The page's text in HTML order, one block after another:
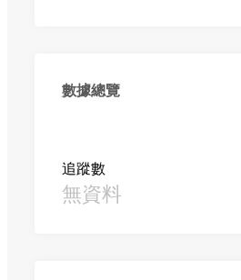
數據總覽
追蹤數
無資料